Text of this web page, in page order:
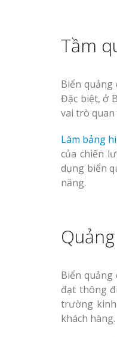
Tầm
Biển quảng
Đặc biệt, ở
vai trò
Làm bảng
của chiến
dụng biển
năng.
Biển
đạt thông
trường
khách hàng.